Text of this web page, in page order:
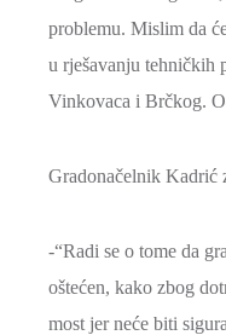
problemu. Mislim da
u rješavanju tehničkih
Vinkovaca i Brčkog.
Gradonačelnik Kadrić
-“Radi se o tome da
oštećen, kako zbog
most jer neće biti